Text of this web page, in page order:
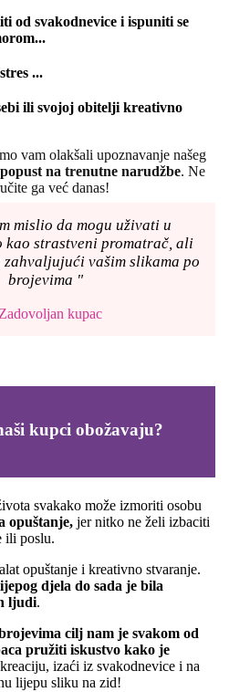
od svakodnevice i ispuniti se
...
ili svojoj obitelji kreativno
vam olakšali upoznavanje našeg
na trenutne narudžbe. Ne
ga već danas!
mislio da mogu uživati u
kao strastveni promatrač, ali
vašim slikama po
brojevima "
kupac
kupci obožavaju?
svakako može izmoriti osobu
opuštanje, jer nitko ne želi izbaciti
ili poslu.
opuštanje i kreativno stvaranje.
djela do sada je bila
ljudi.
cilj nam je svakom od
pružiti iskustvo kako je
izaći iz svakodnevice i na
lijepu sliku na zid!